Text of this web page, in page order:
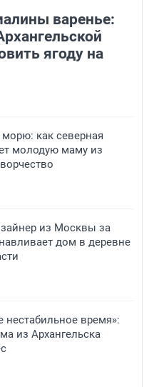
варенье:
ягоду на
как северная
молодую маму из
из Москвы за
дом в деревне
время»:
из Архангельска